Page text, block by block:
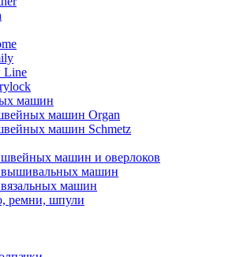
Line
машин
машин Organ
машин Schmetz
машин и оверлоков
машин
машин
ремни, шпули